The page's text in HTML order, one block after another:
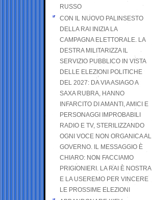
RUSSO
CON IL NUOVO PALINSESTO
DELLA RAI INIZIA LA
CAMPAGNA ELETTORALE. LA
DESTRA MILITARIZZA IL
SERVIZIO PUBBLICO IN VISTA
DELLE ELEZIONI POLITICHE
DEL 2027: DA VIA ASIAGO A
SAXA RUBRA, HANNO
INFARCITO DI AMANTI, AMICI E
PERSONAGGI IMPROBABILI
RADIO E TV, STERILIZZANDO
OGNI VOCE NON ORGANICA AL
GOVERNO. IL MESSAGGIO È
CHIARO: NON FACCIAMO
PRIGIONIERI. LA RAI È NOSTRA
E LA USEREMO PER VINCERE
LE PROSSIME ELEZIONI